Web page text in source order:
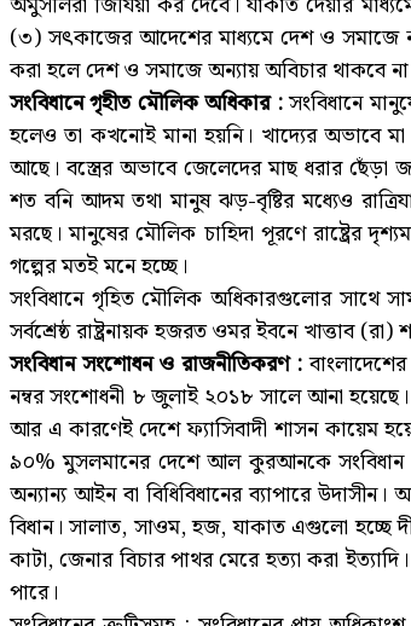
(৩) সৎকাজের আদেশের মাধ্যমে দেশ ও সমাজে
করা হলে দেশ ও সমাজে অন্যায় অবিচার থাকবে
সংবিধানে গৃহীত মৌলিক অধিকার :সংবিধানে
হলেও তা কখনোই মানা হয়নি। খাদ্যের অভাবে
আছে। বস্ত্রের অভাবে জেলেদের মাছ ধরার ছেঁড়া
শত বনি আদম তথা মানুষ ঝড়-বৃষ্টির মধ্যেও
মরছে। মানুষের মৌলিক চাহিদা পূরণে
গল্পের মতই মনে হচ্ছে।
সংবিধানে গৃহিত মৌলিক অধিকারগুলোর সাথে
সর্বশ্রেষ্ঠ রাষ্ট্রনায়ক হজরত ওমর ইবনে খাত্তাব
সংবিধান সংশোধন ও রাজনীতিকরণ :
নম্বর সংশোধনী ৮ জুলাই ২০১৮ সালে আনা হয়েছে।
আর এ কারণেই দেশে ফ্যাসিবাদী শাসন কায়েম
৯০% মুসলমানের দেশে আল কুরআনকে সংবিধান
অন্যান্য আইন বা বিধিবিধানের ব্যাপারে
বিধান। সালাত, সাওম, হজ, যাকাত এগুলো হচ্ছে
কাটা, জেনার বিচার পাথর মেরে হত্যা করা
পারে।